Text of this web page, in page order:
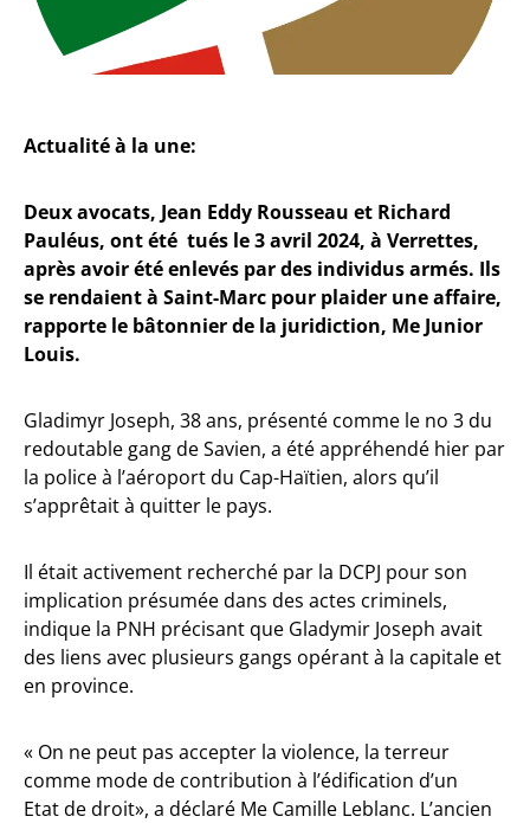
Actualité à la une:
Deux avocats, Jean Eddy Rousseau et Richard
Pauléus, ont été tués le 3 avril 2024, à Verrettes,
après avoir été enlevés par des individus armés. Ils
se rendaient à Saint-Marc pour plaider une affaire,
rapporte le bâtonnier de la juridiction, Me Junior
Louis.
Gladimyr Joseph, 38 ans, présenté comme le no 3 du
redoutable gang de Savien, a été appréhendé hier par
la police à l’aéroport du Cap-Haïtien, alors qu’il
s’apprêtait à quitter le pays.
Il était activement recherché par la DCPJ pour son
implication présumée dans des actes criminels,
indique la PNH précisant que Gladymir Joseph avait
des liens avec plusieurs gangs opérant à la capitale et
en province.
« On ne peut pas accepter la violence, la terreur
comme mode de contribution à l’édification d’un
Etat de droit», a déclaré Me Camille Leblanc. L’ancien